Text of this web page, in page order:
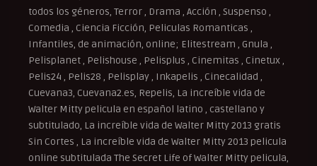
todos los géneros, Terror , Drama , Acción , Suspenso ,
Comedia , Ciencia Ficción, Peliculas Romanticas ,
Infantiles, de animación, online; Elitestream , Gnula ,
Pelisplanet , Pelishouse , Pelisplus , Cinemitas , Cinetux ,
Pelis24 , Pelis28 , Pelisplay , Inkapelis , Cinecalidad ,
Cuevana3, Cuevana2.es, Repelis, La increíble vida de
Walter Mitty pelicula en español latino , castellano y
subtitulado, La increíble vida de Walter Mitty 2013 gratis
Sin Cortes , La increíble vida de Walter Mitty 2013 pelicula
online subtitulada The Secret Life of Walter Mitty pelicula,